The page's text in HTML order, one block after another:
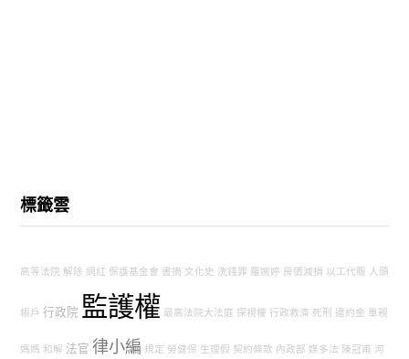
標籤雲
高等法院 解除 網紅 保護基金會 書摘 文化史 洗錢罪 羅婉婷 房價減損 以工代賑 人頭
帳戶 行政院 監護權 最高法院大法庭 探視權 行政救濟 死刑 違約金 單親
媽媽 和解 法官 律小編 規定 勞健保 生理假 契約條款 內政部 媒多法 陳冠甫 河